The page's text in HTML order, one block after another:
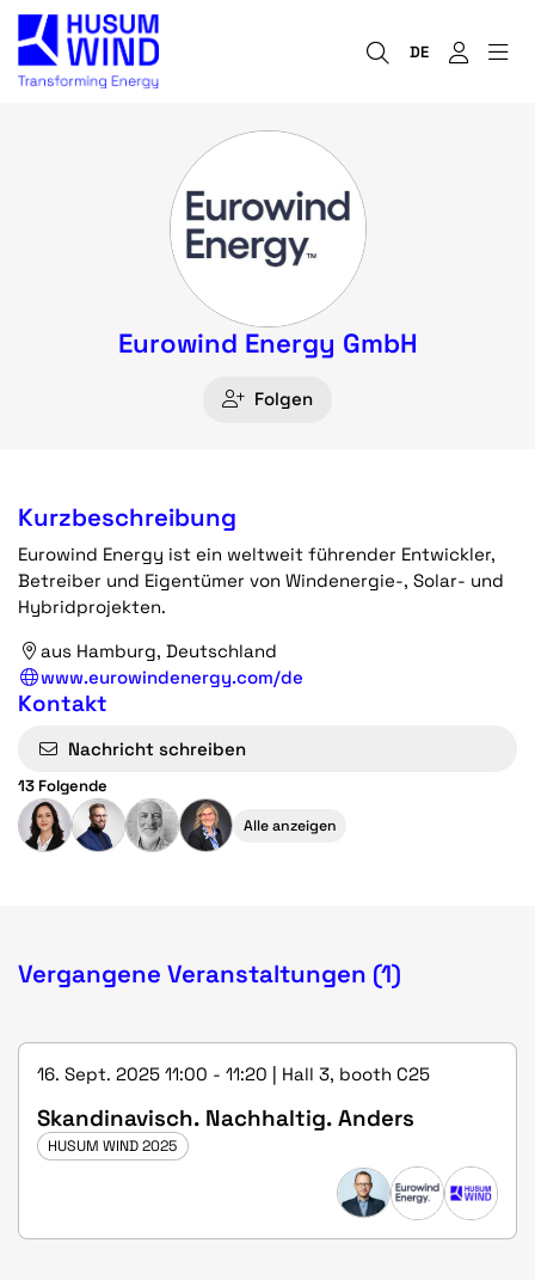
DE
Eurowind Energy GmbH
Folgen
Kurzbeschreibung
Eurowind Energy ist ein weltweit führender Entwickler,
Betreiber und Eigentümer von Windenergie-, Solar- und
Hybridprojekten.
aus Hamburg, Deutschland
www.eurowindenergy.com/de
Kontakt
Nachricht schreiben
13 Folgende
Alle anzeigen
Vergangene Veranstaltungen (1)
16. Sept. 2025 11:00 - 11:20 | Hall 3, booth C25
Skandinavisch. Nachhaltig. Anders
HUSUM WIND 2025